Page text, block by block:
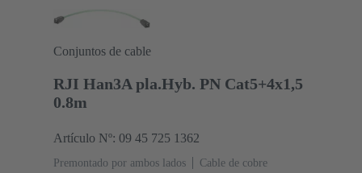
Conjuntos de cable
RJI Han3A pla.Hyb. PN Cat5+4x1,5
0.8m
Artículo Nº: 09 45 725 1362
Premontado por ambos lados
Cable de cobre